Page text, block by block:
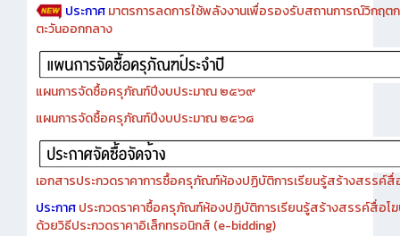
ประกาศมาตรการลดการใช้พลังงานเพื่อรองรับสถานการณ์วิกฤ
ตะวันออกกลาง
แผนการจัดซื้อครุภัณฑ์ปีงบประมาณ ๒๕๖๙
แผนการจัดซื้อครุภัณฑ์ปีงบประมาณ ๒๕๖๘
เอกสารประกวดราคาการซื้อครุภัณฑ์ห้องปฏิบัติการเรียนรู้สร้างสรรค์
ประกาศประกวดราคาซื้อครุภัณฑ์ห้องปฏิบัติการเรียนรู้สร้างสรรค์สื่อโ
ด้วยวิธีประกวดราคาอิเล็กทรอนิกส์ (e-bidding)